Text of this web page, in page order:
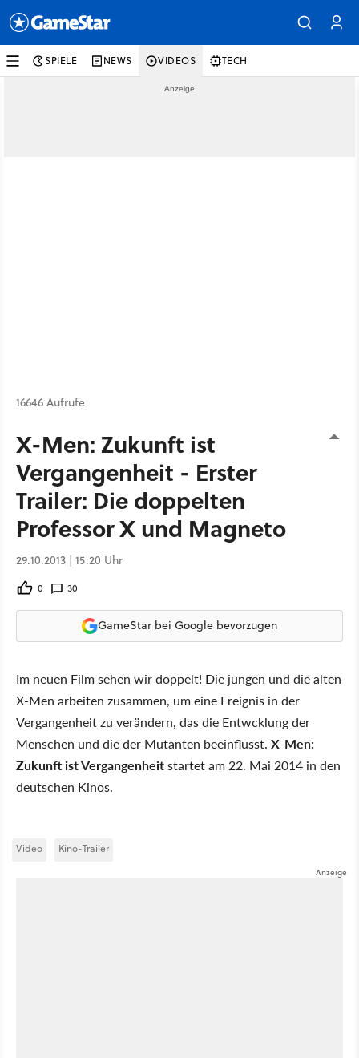
SPIELE NEWS VIDEOS TECH
16646 Aufrufe
X-Men: Zukunft ist
Vergangenheit - Erster
Trailer: Die doppelten
Professor X und Magneto
29.10.2013 | 15:20 Uhr
0 30
GameStar bei Google bevorzugen
Im neuen Film sehen wir doppelt! Die jungen und die alten
X-Men arbeiten zusammen, um eine Ereignis in der
Vergangenheit zu verändern, das die Entwcklung der
Menschen und die der Mutanten beeinflusst. X-Men:
Zukunft ist Vergangenheitstartet am 22. Mai 2014 in den
deutschen Kinos.
Video Kino-Trailer